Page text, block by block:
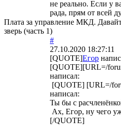
не реально. Если у
рада, прям от всей
Плата за управление МКД.
зверь (часть 1)
#
27.10.2020 18:27:11
[QUOTE]Егор
[QUOTE][URL=/
написал:
[QUOTE] [URL=/
написал:
Ты бы с
Ах, Егор, ну чего
[/QUOTE]